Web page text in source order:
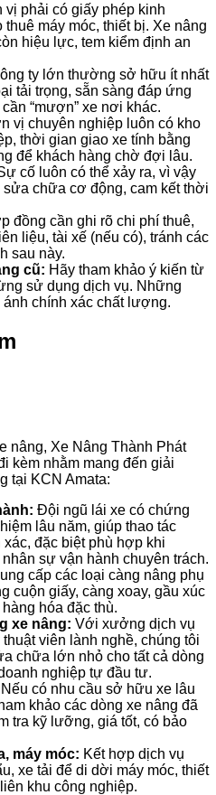
phải có giấy phép kinh
máy móc, thiết bị. Xe nâng
hiệu lực, tem kiểm định an
ty lớn thường sở hữu ít nhất
tải trọng, sẵn sàng đáp ứng
“mượn” xe nơi khác.
vị chuyên nghiệp luôn có kho
thời gian giao xe tính bằng
để khách hàng chờ đợi lâu.
cố luôn có thể xảy ra, vì vậy
chữa cơ động, cam kết thời
đồng cần ghi rõ chi phí thuê,
liệu, tài xế (nếu có), tránh các
sau này.
cũ: Hãy tham khảo ý kiến từ
sử dụng dịch vụ. Những
chính xác chất lượng.
nâng, Xe Nâng Thành Phát
kèm nhằm mang đến giải
tại KCN Amata:
Đội ngũ lái xe có chứng
lâu năm, giúp thao tác
đặc biệt phù hợp khi
sự vận hành chuyên trách.
cấp các loại càng nâng phụ
cuộn giấy, càng xoay, gầu xúc
hóa đặc thù.
xe nâng: Với xưởng dịch vụ
viên lành nghề, chúng tôi
chữa lớn nhỏ cho tất cả dòng
nghiệp tự đầu tư.
Nếu có nhu cầu sở hữu xe lâu
khảo các dòng xe nâng đã
tra kỹ lưỡng, giá tốt, có bảo
máy móc: Kết hợp dịch vụ
xe tải để di dời máy móc, thiết
khu công nghiệp.